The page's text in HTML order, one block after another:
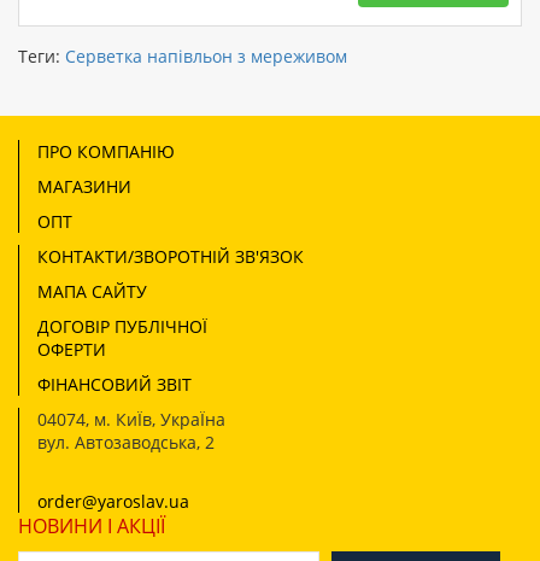
Теги: Серветка напівльон з мереживом
ПРО КОМПАНІЮ
МАГАЗИНИ
ОПТ
КОНТАКТИ/ЗВОРОТНІЙ ЗВ'ЯЗОК
МАПА САЙТУ
ДОГОВІР ПУБЛІЧНОЇ
ОФЕРТИ
ФІНАНСОВИЙ ЗВІТ
04074, м. КиЇв, УкраЇна
вул. Автозаводська, 2
order@yaroslav.ua
НОВИНИ І АКЦІЇ